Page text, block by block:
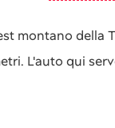
montano della
L'auto qui